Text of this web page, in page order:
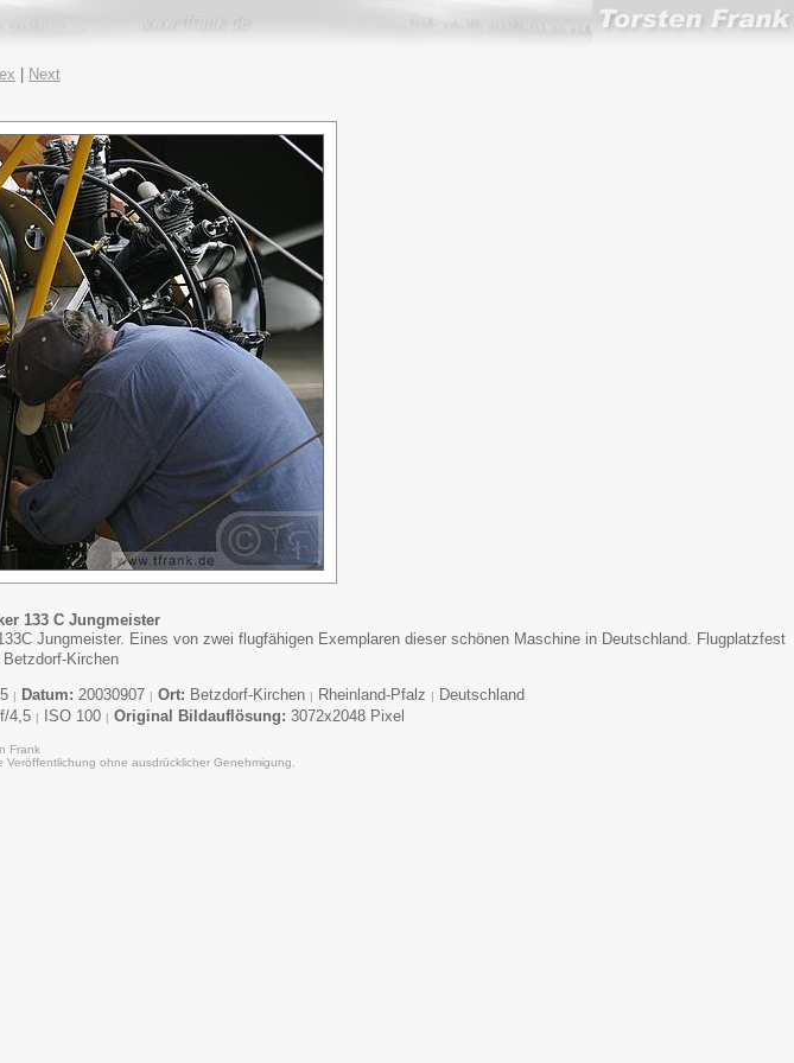
Next
133 C Jungmeister
Jungmeister. Eines von zwei flugfähigen Exemplaren dieser schönen Maschine in Deutschland. Flugplatzfest
Kirchen
| Datum: 20030907 | Ort: Betzdorf-Kirchen | Rheinland-Pfalz |
Deutschland
4,5 | ISO 100 | Original Bildauflösung: 3072x2048 Pixel
Frank
ohne ausdrücklicher Genehmigung.